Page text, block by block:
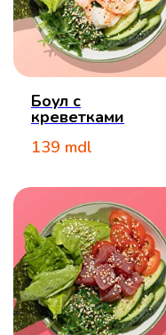
Боул с
креветками
139 mdl